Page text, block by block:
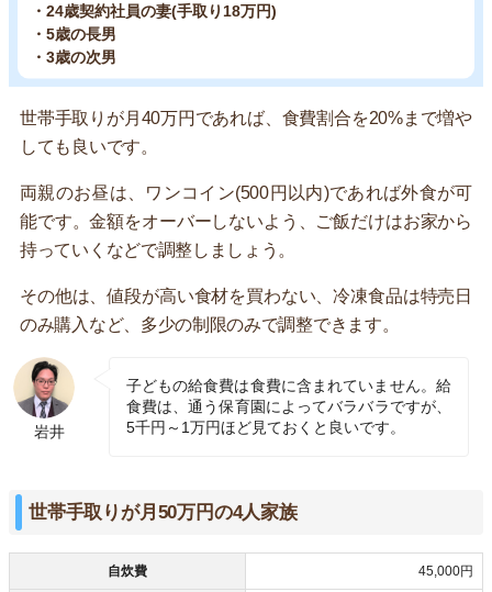
・24歳契約社員の妻(手取り18万円)
・5歳の長男
・3歳の次男
世帯手取りが月40万円であれば、食費割合を20%まで増や
しても良いです。
両親のお昼は、ワンコイン(500円以内)であれば外食が可
能です。金額をオーバーしないよう、ご飯だけはお家から
持っていくなどで調整しましょう。
その他は、値段が高い食材を買わない、冷凍食品は特売日
のみ購入など、多少の制限のみで調整できます。
岩井
子どもの給食費は食費に含まれていません。給
食費は、通う保育園によってバラバラですが、
5千円～1万円ほど見ておくと良いです。
世帯手取りが月50万円の4人家族
自炊費 45,000円